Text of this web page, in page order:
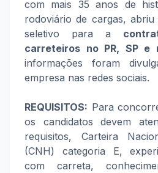
com mais 35 anos de
rodoviário de cargas,
seletivo para a
carreteiros no PR, SP e
informações foram
empresa nas redes sociais.
REQUISITOS: Para
os candidatos devem
requisitos, Carteira
(CNH) categoria E,
com carreta,